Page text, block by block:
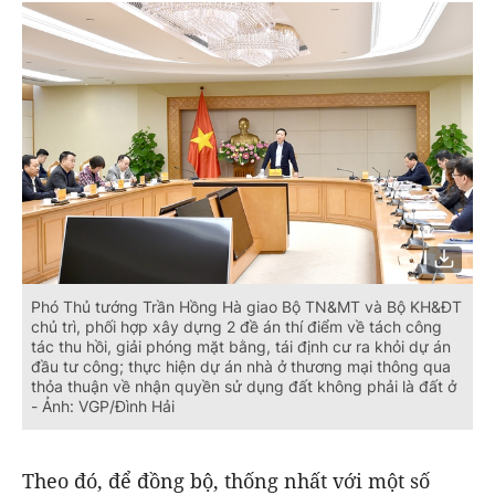
Phó Thủ tướng Trần Hồng Hà giao Bộ TN&MT và Bộ KH&ĐT
chủ trì, phối hợp xây dựng 2 đề án thí điểm về tách công
tác thu hồi, giải phóng mặt bằng, tái định cư ra khỏi dự án
đầu tư công; thực hiện dự án nhà ở thương mại thông qua
thỏa thuận về nhận quyền sử dụng đất không phải là đất ở
- Ảnh: VGP/Đình Hải
Theo đó, để đồng bộ, thống nhất với một số